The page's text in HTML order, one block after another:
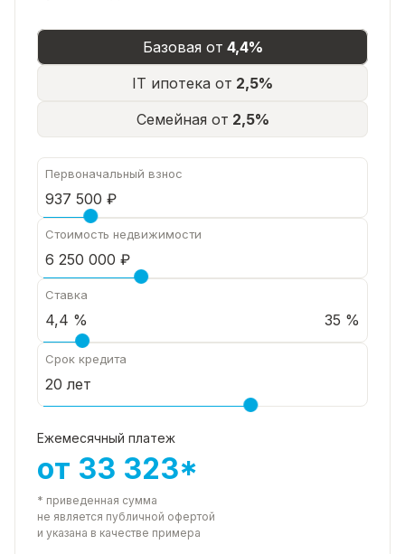
Базовая от 4,4%
IT ипотека от 2,5%
Семейная от 2,5%
Первоначальный взнос
Стоимость недвижимости
Ставка
35 %
Срок кредита
Ежемесячный платеж
от 33 323*
* приведенная сумма
не является публичной офертой
и указана в качестве примера